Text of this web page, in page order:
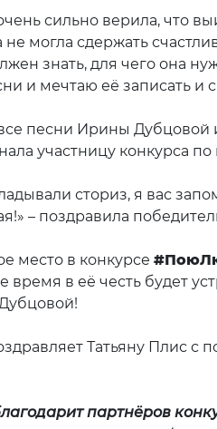
сильно верила, что
не могла сдержать
знать, для чего она
песни и
песни Ирины Дубцовой
участницу конкурса
сториз, я вас
–
место в конкурсе
в её честь будет
поздравляет Татьяну
партнёров